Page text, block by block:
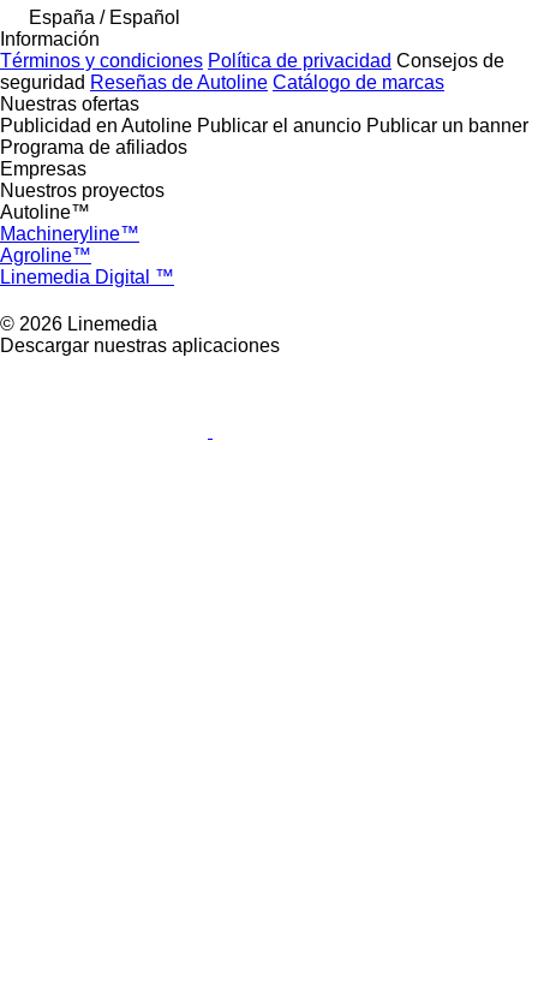
España / Español
Información
Términos y condiciones Política de privacidad Consejos de
seguridad Reseñas de Autoline Catálogo de marcas
Nuestras ofertas
Publicidad en Autoline Publicar el anuncio Publicar un banner
Programa de afiliados
Empresas
Nuestros proyectos
Autoline™
Machineryline™
Agroline™
Linemedia Digital ™
© 2026 Linemedia
Descargar nuestras aplicaciones